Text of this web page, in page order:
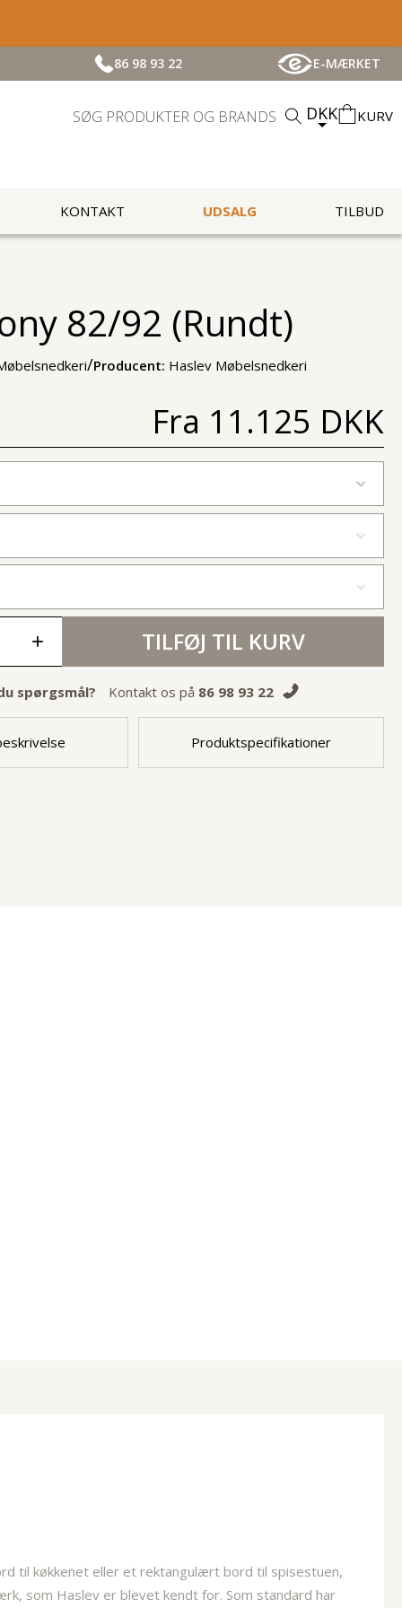
86 98 93 22 E-MÆRKET
DKK KURV
KONTAKT UDSALG TILBUD
82/92 (Rundt)
/Producent: Haslev Møbelsnedkeri
Fra 11.125 DKK
+ TILFØJ TIL KURV
spørgsmål? Kontakt os på 86 98 93 22
Produktspecifikationer
til køkkenet eller et rektangulært bord til spisestuen,
som Haslev er blevet kendt for. Som standard har